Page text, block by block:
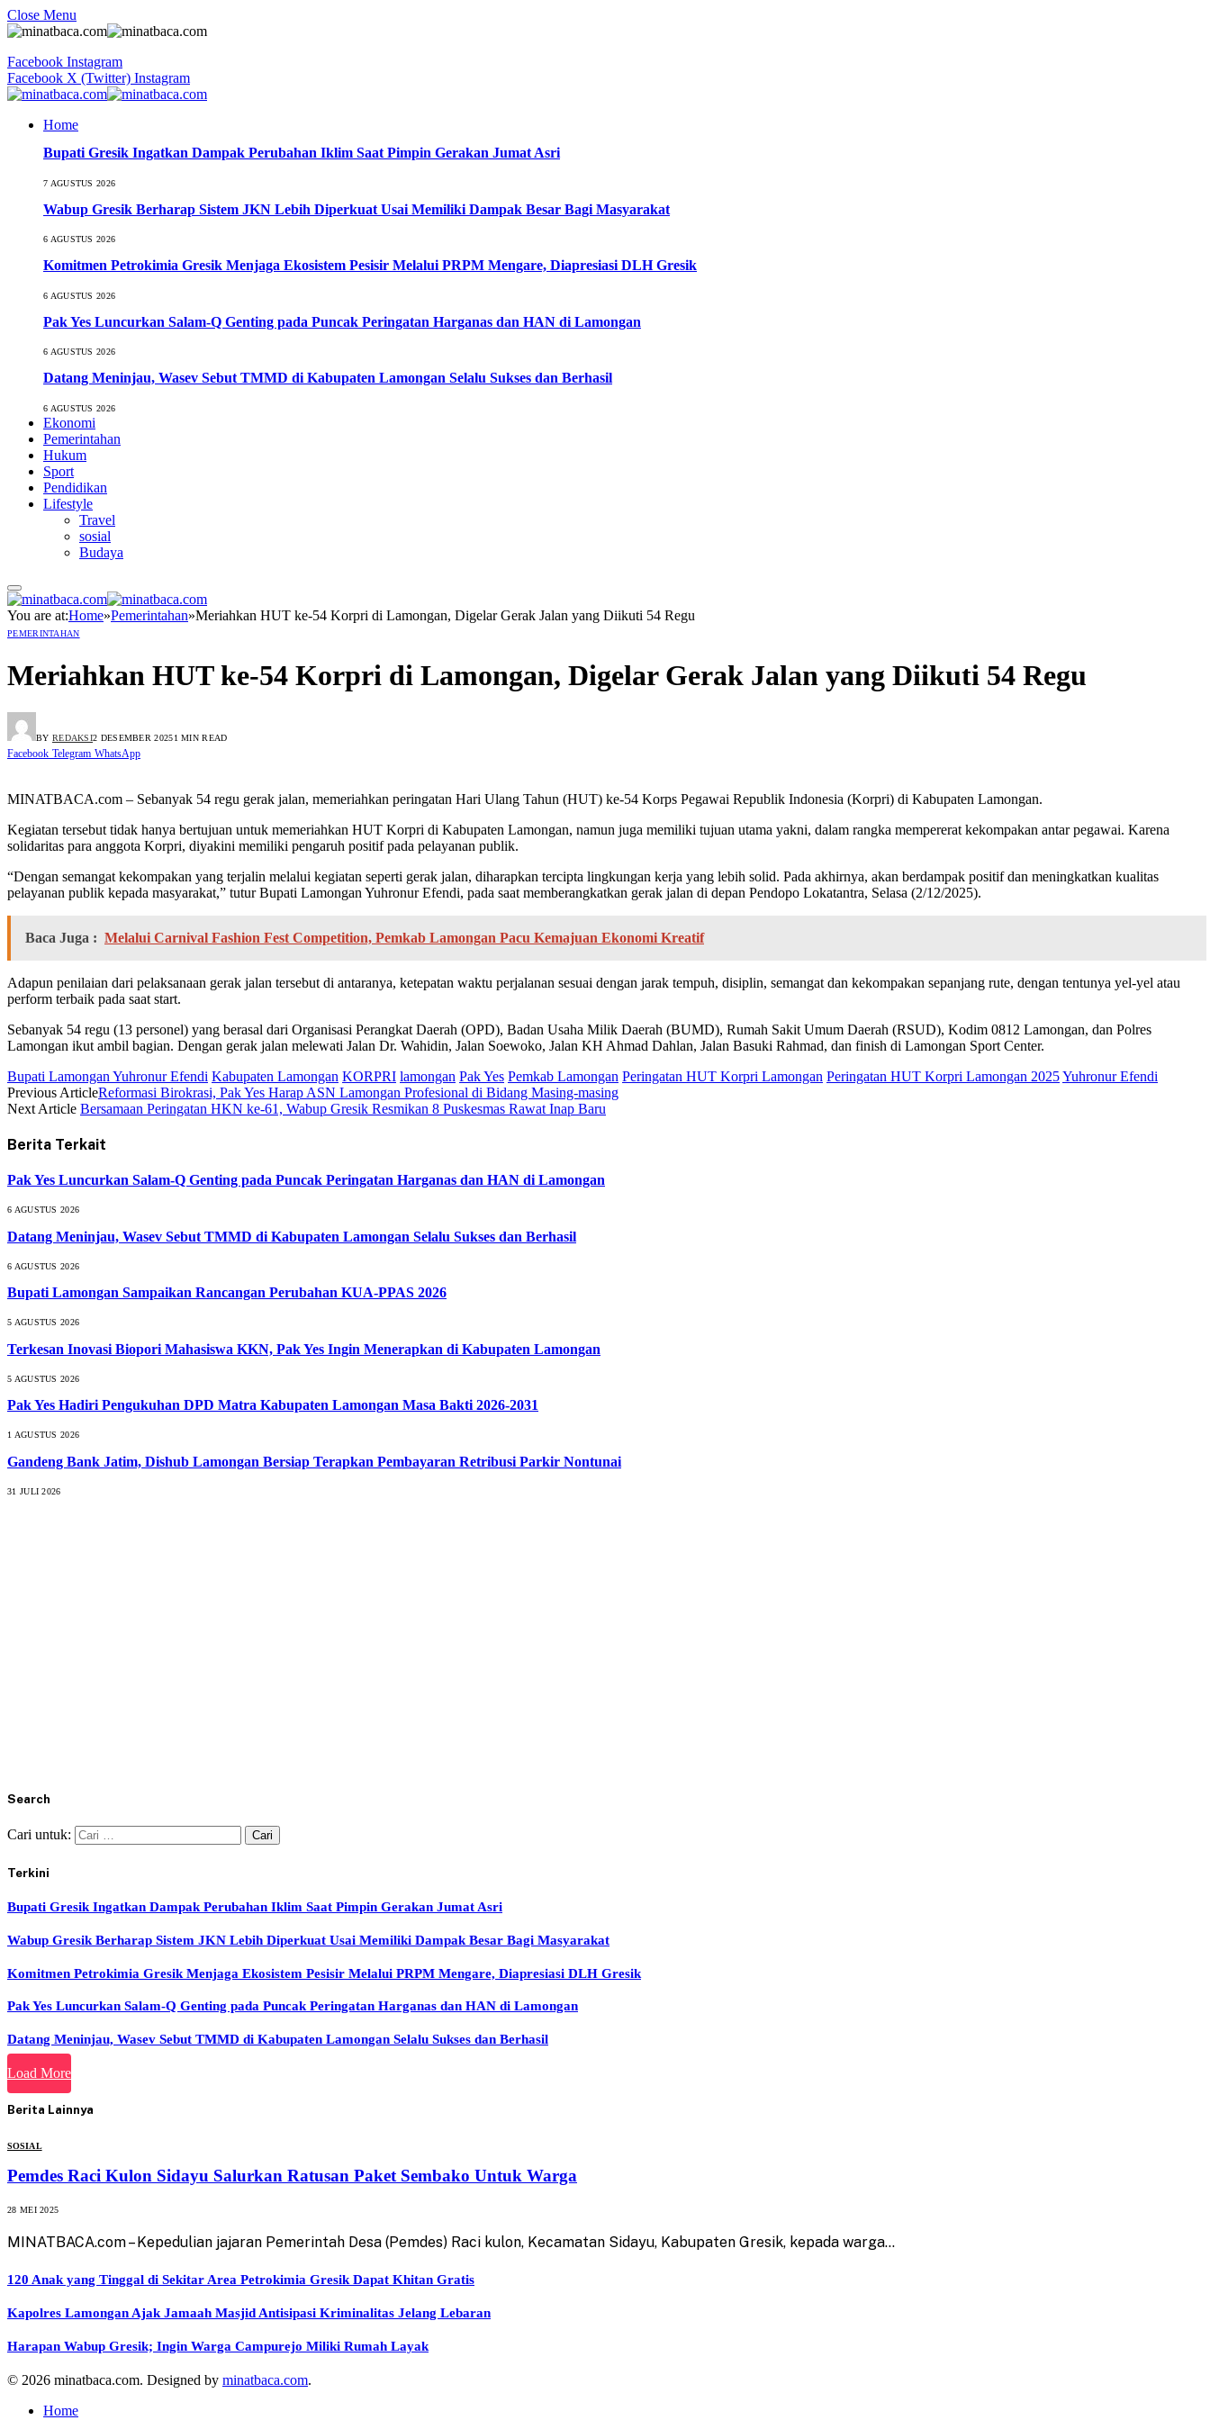
Close Menu
Facebook Instagram
Facebook X (Twitter) Instagram
Home
Bupati Gresik Ingatkan Dampak Perubahan Iklim Saat Pimpin Gerakan Jumat Asri
7 AGUSTUS 2026
Wabup Gresik Berharap Sistem JKN Lebih Diperkuat Usai Memiliki Dampak Besar Bagi Masyarakat
6 AGUSTUS 2026
Komitmen Petrokimia Gresik Menjaga Ekosistem Pesisir Melalui PRPM Mengare, Diapresiasi DLH Gresik
6 AGUSTUS 2026
Pak Yes Luncurkan Salam-Q Genting pada Puncak Peringatan Harganas dan HAN di Lamongan
6 AGUSTUS 2026
Datang Meninjau, Wasev Sebut TMMD di Kabupaten Lamongan Selalu Sukses dan Berhasil
6 AGUSTUS 2026
Ekonomi
Pemerintahan
Hukum
Sport
Pendidikan
Lifestyle
Travel
sosial
Budaya
You are at:Home»Pemerintahan»Meriahkan HUT ke-54 Korpri di Lamongan, Digelar Gerak Jalan yang Diikuti 54 Regu
PEMERINTAHAN
Meriahkan HUT ke-54 Korpri di Lamongan, Digelar Gerak Jalan yang Diikuti 54 Regu
BY REDAKSI2 DESEMBER 20251 MIN READ
Facebook Telegram WhatsApp
MINATBACA.com – Sebanyak 54 regu gerak jalan, memeriahkan peringatan Hari Ulang Tahun (HUT) ke-54 Korps Pegawai Republik Indonesia (Korpri) di Kabupaten Lamongan.
Kegiatan tersebut tidak hanya bertujuan untuk memeriahkan HUT Korpri di Kabupaten Lamongan, namun juga memiliki tujuan utama yakni, dalam rangka mempererat kekompakan antar pegawai. Karena
solidaritas para anggota Korpri, diyakini memiliki pengaruh positif pada pelayanan publik.
“Dengan semangat kekompakan yang terjalin melalui kegiatan seperti gerak jalan, diharapkan tercipta lingkungan kerja yang lebih solid. Pada akhirnya, akan berdampak positif dan meningkatkan kualitas
pelayanan publik kepada masyarakat,” tutur Bupati Lamongan Yuhronur Efendi, pada saat memberangkatkan gerak jalan di depan Pendopo Lokatantra, Selasa (2/12/2025).
Baca Juga : Melalui Carnival Fashion Fest Competition, Pemkab Lamongan Pacu Kemajuan Ekonomi Kreatif
Adapun penilaian dari pelaksanaan gerak jalan tersebut di antaranya, ketepatan waktu perjalanan sesuai dengan jarak tempuh, disiplin, semangat dan kekompakan sepanjang rute, dengan tentunya yel-yel atau
perform terbaik pada saat start.
Sebanyak 54 regu (13 personel) yang berasal dari Organisasi Perangkat Daerah (OPD), Badan Usaha Milik Daerah (BUMD), Rumah Sakit Umum Daerah (RSUD), Kodim 0812 Lamongan, dan Polres
Lamongan ikut ambil bagian. Dengan gerak jalan melewati Jalan Dr. Wahidin, Jalan Soewoko, Jalan KH Ahmad Dahlan, Jalan Basuki Rahmad, dan finish di Lamongan Sport Center.
Bupati Lamongan Yuhronur Efendi Kabupaten Lamongan KORPRI lamongan Pak Yes Pemkab Lamongan Peringatan HUT Korpri Lamongan Peringatan HUT Korpri Lamongan 2025Yuhronur Efendi
Previous ArticleReformasi Birokrasi, Pak Yes Harap ASN Lamongan Profesional di Bidang Masing-masing
Next Article Bersamaan Peringatan HKN ke-61, Wabup Gresik Resmikan 8 Puskesmas Rawat Inap Baru
Berita Terkait
Pak Yes Luncurkan Salam-Q Genting pada Puncak Peringatan Harganas dan HAN di Lamongan
6 AGUSTUS 2026
Datang Meninjau, Wasev Sebut TMMD di Kabupaten Lamongan Selalu Sukses dan Berhasil
6 AGUSTUS 2026
Bupati Lamongan Sampaikan Rancangan Perubahan KUA-PPAS 2026
5 AGUSTUS 2026
Terkesan Inovasi Biopori Mahasiswa KKN, Pak Yes Ingin Menerapkan di Kabupaten Lamongan
5 AGUSTUS 2026
Pak Yes Hadiri Pengukuhan DPD Matra Kabupaten Lamongan Masa Bakti 2026-2031
1 AGUSTUS 2026
Gandeng Bank Jatim, Dishub Lamongan Bersiap Terapkan Pembayaran Retribusi Parkir Nontunai
31 JULI 2026
Search
Cari untuk:
Terkini
Bupati Gresik Ingatkan Dampak Perubahan Iklim Saat Pimpin Gerakan Jumat Asri
Wabup Gresik Berharap Sistem JKN Lebih Diperkuat Usai Memiliki Dampak Besar Bagi Masyarakat
Komitmen Petrokimia Gresik Menjaga Ekosistem Pesisir Melalui PRPM Mengare, Diapresiasi DLH Gresik
Pak Yes Luncurkan Salam-Q Genting pada Puncak Peringatan Harganas dan HAN di Lamongan
Datang Meninjau, Wasev Sebut TMMD di Kabupaten Lamongan Selalu Sukses dan Berhasil
Load More
Berita Lainnya
SOSIAL
Pemdes Raci Kulon Sidayu Salurkan Ratusan Paket Sembako Untuk Warga
28 MEI 2025
MINATBACA.com – Kepedulian jajaran Pemerintah Desa (Pemdes) Raci kulon, Kecamatan Sidayu, Kabupaten Gresik, kepada warga…
120 Anak yang Tinggal di Sekitar Area Petrokimia Gresik Dapat Khitan Gratis
Kapolres Lamongan Ajak Jamaah Masjid Antisipasi Kriminalitas Jelang Lebaran
Harapan Wabup Gresik; Ingin Warga Campurejo Miliki Rumah Layak
© 2026 minatbaca.com. Designed by minatbaca.com.
Home